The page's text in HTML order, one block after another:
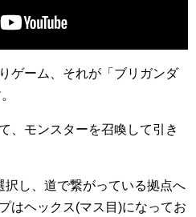
ゲーム、それが「ブリガンダ
、モンスターを召喚して引き
択し、道で繋がっている拠点へ
はヘックス(マス目)になってお